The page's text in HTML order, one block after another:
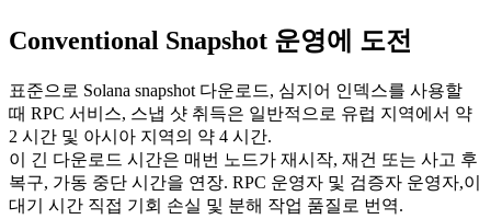
Conventional Snapshot 운영에 도전
표준으로 Solana snapshot 다운로드, 심지어 인덱스를 사용할
때 RPC 서비스, 스냅 샷 취득은 일반적으로 유럽 지역에서 약
2 시간 및 아시아 지역의 약 4 시간.
이 긴 다운로드 시간은 매번 노드가 재시작, 재건 또는 사고 후
복구, 가동 중단 시간을 연장. RPC 운영자 및 검증자 운영자,이
대기 시간 직접 기회 손실 및 분해 작업 품질로 번역.